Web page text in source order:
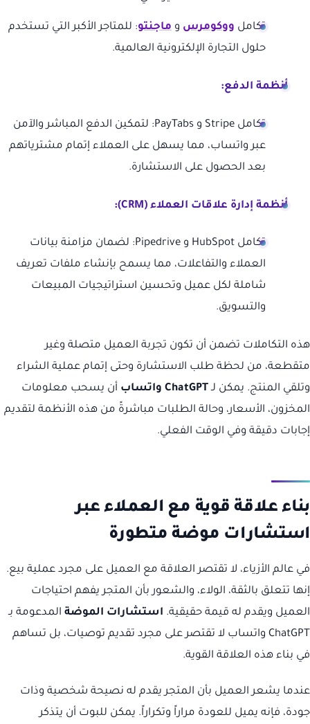
تكامل ووكومرس و ماجنتو: للمتاجر الأكبر التي تستخدم
حلول التجارة الإلكترونية العالمية.
أنظمة الدفع:
تكامل Stripe و PayTabs: لتمكين الدفع المباشر والآمن
عبر واتساب، مما يسهل على العملاء إتمام مشترياتهم
بعد الحصول على الاستشارة.
أنظمة إدارة علاقات العملاء (CRM):
تكامل HubSpot و Pipedrive: لضمان مزامنة بيانات
العملاء والتفاعلات، مما يسمح بإنشاء ملفات تعريف
شاملة لكل عميل وتحسين استراتيجيات المبيعات
والتسويق.
هذه التكاملات تضمن أن تكون تجربة العميل متصلة وغير
متقطعة، من لحظة طلب الاستشارة وحتى إتمام عملية الشراء
وتلقي المنتج. يمكن لـ ChatGPT واتساب
أن يسحب معلومات
المخزون، الأسعار، وحالة الطلبات مباشرةً من هذه الأنظمة لتقديم
إجابات دقيقة وفي الوقت الفعلي.
بناء علاقة قوية مع العملاء عبر
استشارات موضة متطورة
في عالم الأزياء، لا تقتصر العلاقة مع العميل على مجرد عملية بيع.
إنها تتعلق بالثقة، الولاء، والشعور بأن المتجر يفهم احتياجات
العميل ويقدم له قيمة حقيقية. استشارات الموضة المدعومة بـ
ChatGPT واتساب لا تقتصر على مجرد تقديم توصيات، بل تساهم
في بناء هذه العلاقة القوية.
عندما يشعر العميل بأن المتجر يقدم له نصيحة شخصية وذات
جودة، فإنه يميل للعودة مراراً وتكراراً. يمكن للبوت أن يتذكر